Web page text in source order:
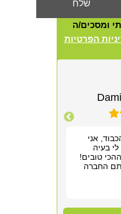
ומסכים/ה
הפרטיות
אני
בעיה
טובים!
החברה